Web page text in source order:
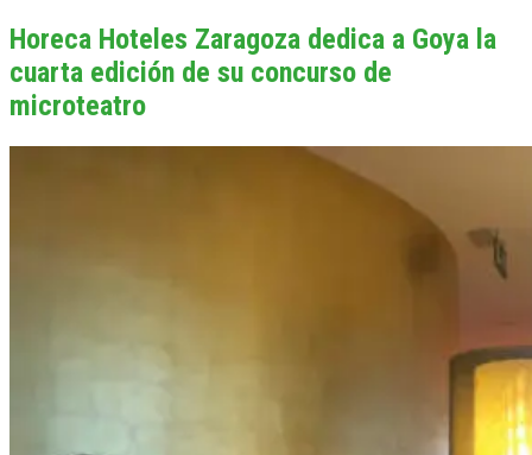
Horeca Hoteles Zaragoza dedica a Goya la
cuarta edición de su concurso de
microteatro